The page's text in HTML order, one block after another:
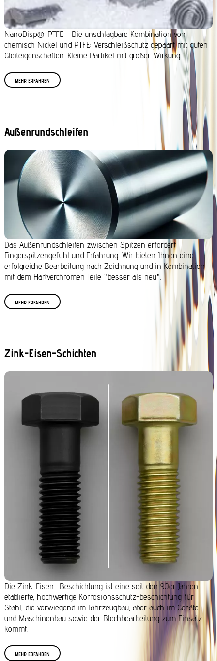
NanoDisp®-PTFE - Die unschlagbare Kombination von
chemisch Nickel und PTFE: Verschleißschutz gepaart mit guten
Gleiteigenschaften. Kleine Partikel mit großer Wirkung.
MEHR ERFAHREN
Außenrundschleifen
Das Außenrundschleifen zwischen Spitzen erfordert
Fingerspitzengefühl und Erfahrung. Wir bieten Ihnen eine
erfolgreiche Bearbeitung nach Zeichnung und in Kombination
mit dem Hartverchromen Teile "besser als neu".
MEHR ERFAHREN
Zink-Eisen-Schichten
Die Zink-Eisen- Beschichtung ist eine seit den 90er Jahren
etablierte, hochwertige Korrosionsschutz-beschichtung für
Stahl, die vorwiegend im Fahrzeugbau, aber auch im Geräte-
und Maschinenbau sowie der Blechbearbeitung zum Einsatz
kommt.
MEHR ERFAHREN